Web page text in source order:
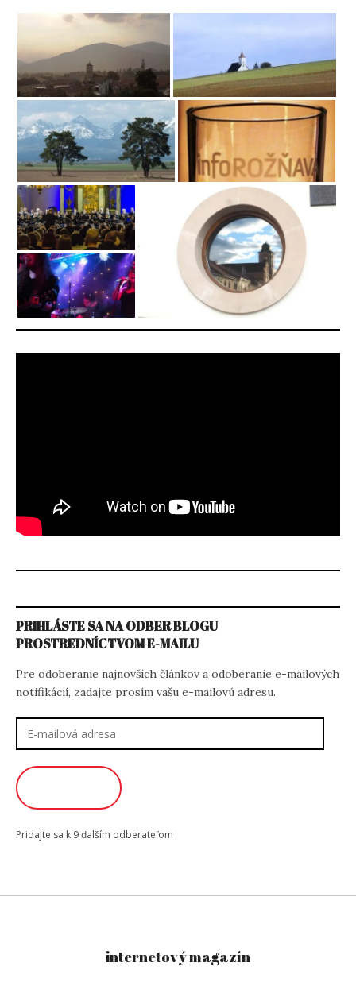
PRIHLÁSTE SA NA ODBER BLOGU
PROSTREDNÍCTVOM E-MAILU
Pre odoberanie najnovších článkov a odoberanie e-mailových
notifikácií, zadajte prosím vašu e-mailovú adresu.
adresa
Pridajte sa k 9 ďalším odberateľom
internetový magazín